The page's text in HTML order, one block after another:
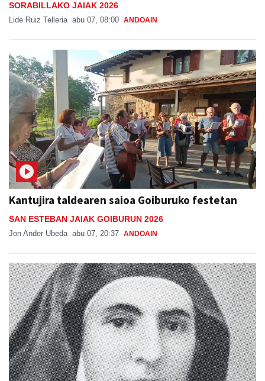
SORABILLAKO JAIAK 2026
Lide Ruiz Telleria abu 07, 08:00 ANDOAIN
Kantujira taldearen saioa Goiburuko festetan
SAN ESTEBAN JAIAK GOIBURUN 2026
Jon Ander Ubeda abu 07, 20:37 ANDOAIN